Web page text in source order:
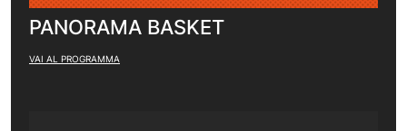
PANORAMA BASKET
VAI AL PROGRAMMA